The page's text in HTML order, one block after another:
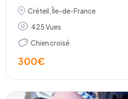
Créteil,Île-de-France
425 Vues
Chien croisé
300€